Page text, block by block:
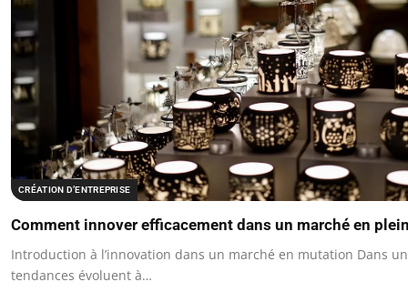
CRÉATION D’ENTREPRISE
Comment innover efficacement dans un marché en
Introduction à l’innovation dans un marché en mutation Dans
tendances évoluent à…